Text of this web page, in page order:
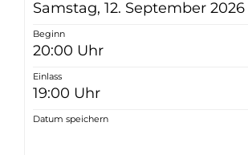
Samstag, 12. September 2026
Beginn
20:00 Uhr
Einlass
19:00 Uhr
Datum speichern